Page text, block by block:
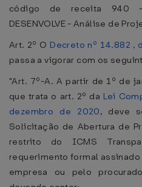
código de receita 940 -
DESENVOLVE - Análise de
Art. 2º O Decreto nº 14.882 ,
passa a vigorar com os
"Art. 7º-A. A partir de 1º de
que trata o art. 2º da Lei
dezembro de 2020, deve
Solicitação de Abertura de
restrito do ICMS
requerimento formal
empresa ou pelo